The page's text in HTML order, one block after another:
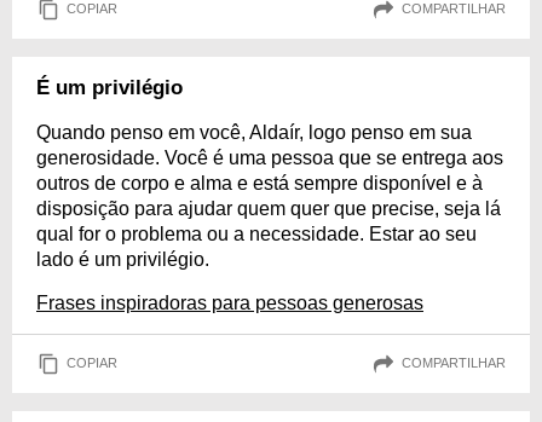
COPIAR COMPARTILHAR
É um privilégio
Quando penso em você, Aldaír, logo penso em sua
generosidade. Você é uma pessoa que se entrega aos
outros de corpo e alma e está sempre disponível e à
disposição para ajudar quem quer que precise, seja lá
qual for o problema ou a necessidade. Estar ao seu
lado é um privilégio.
Frases inspiradoras para pessoas generosas
COPIAR COMPARTILHAR